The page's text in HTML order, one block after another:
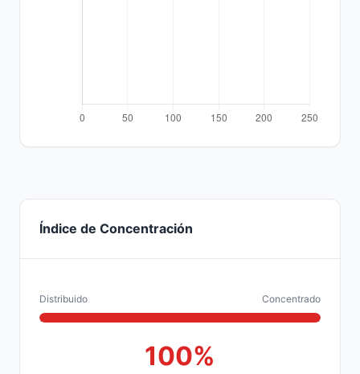
Índice de Concentración
Distribuido Concentrado
100%